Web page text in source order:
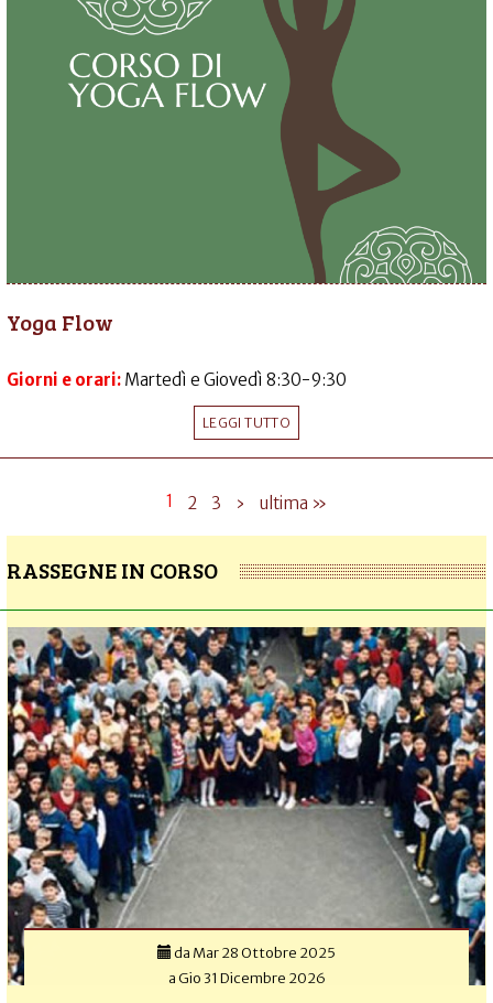
Yoga Flow
Giorni e orari: Martedì e Giovedì 8:30-9:30
LEGGI TUTTO
1 2 3 › ultima »
RASSEGNE IN CORSO
da Mar 28 Ottobre 2025
aGio 31 Dicembre 2026